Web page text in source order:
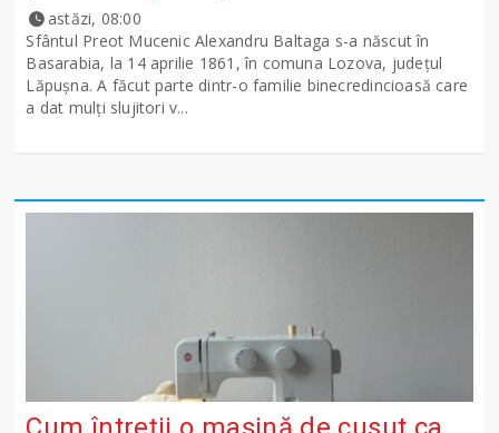
astăzi, 08:00
Sfântul Preot Mucenic Alexandru Baltaga s-a născut în
Basarabia, la 14 aprilie 1861, în comuna Lozova, județul
Lăpușna. A făcut parte dintr-o familie binecredincioasă care
a dat mulți slujitori v...